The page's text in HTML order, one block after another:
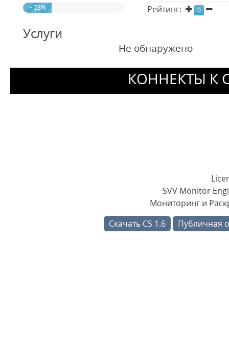
~ 28%
Рейтинг:
0
Услуги
Не обнаружено
КОННЕКТЫ К
SVV Monitor
Мониторинг и
Скачать CS 1.6
Публичная